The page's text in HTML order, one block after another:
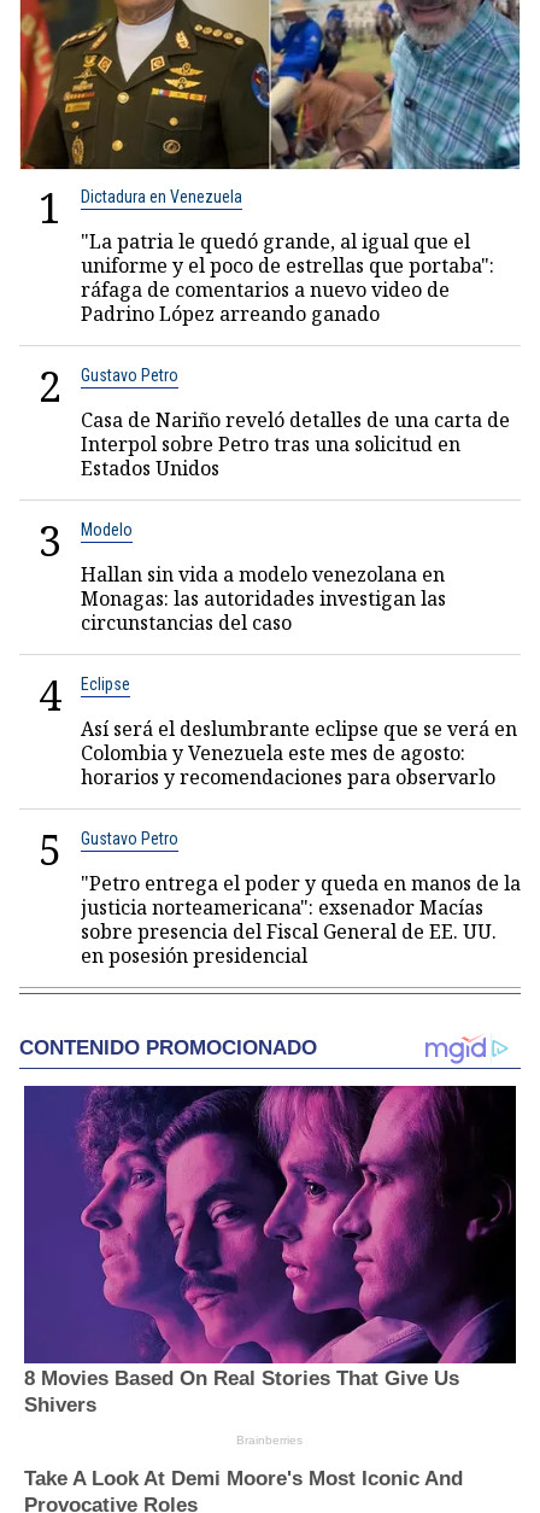
1 Dictadura en Venezuela
"La patria le quedó grande, al igual que el
uniforme y el poco de estrellas que portaba":
ráfaga de comentarios a nuevo video de
Padrino López arreando ganado
2 Gustavo Petro
Casa de Nariño reveló detalles de una carta de
Interpol sobre Petro tras una solicitud en
Estados Unidos
3 Modelo
Hallan sin vida a modelo venezolana en
Monagas: las autoridades investigan las
circunstancias del caso
4 Eclipse
Así será el deslumbrante eclipse que se verá en
Colombia y Venezuela este mes de agosto:
horarios y recomendaciones para observarlo
5 Gustavo Petro
"Petro entrega el poder y queda en manos de la
justicia norteamericana": exsenador Macías
sobre presencia del Fiscal General de EE. UU.
en posesión presidencial